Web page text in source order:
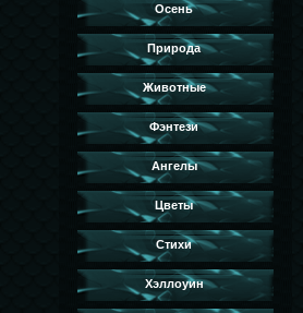
Осень
Природа
Животные
Фэнтези
Ангелы
Цветы
Стихи
Хэллоуин